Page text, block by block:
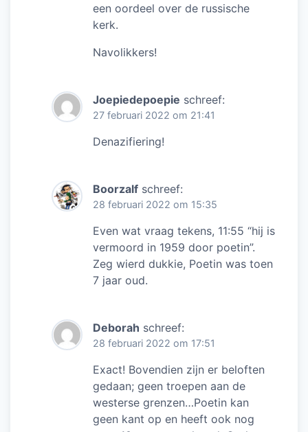
een oordeel over de russische
kerk.
Navolikkers!
Joepiedepoepie schreef:
27 februari 2022 om 21:41
Denazifiering!
Boorzalf schreef:
28 februari 2022 om 15:35
Even wat vraag tekens, 11:55 “hij is
vermoord in 1959 door poetin”.
Zeg wierd dukkie, Poetin was toen
7 jaar oud.
Deborah schreef:
28 februari 2022 om 17:51
Exact! Bovendien zijn er beloften
gedaan; geen troepen aan de
westerse grenzen…Poetin kan
geen kant op en heeft ook nog